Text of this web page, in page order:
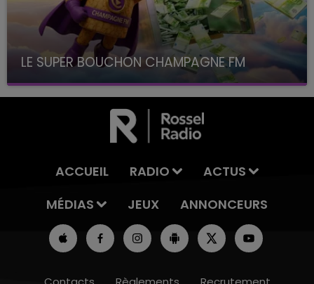
LE SUPER BOUCHON CHAMPAGNE FM
avec La Famille Champagne FM, à 8H10
ACCUEIL RADIO
ACTUS
MÉDIAS
JEUX ANNONCEURS